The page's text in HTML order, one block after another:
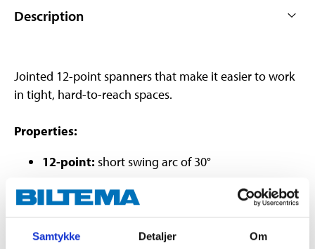
Samtykke Detaljer Om
Description
Jointed 12-point spanners that make it easier to work
in tight, hard-to-reach spaces.
Properties:
12-point: short swing arc of 30°
Contents:
6 jointed spanners:8/9, 10/11, 12/13, 14/15, 16/17,
18/19 mm